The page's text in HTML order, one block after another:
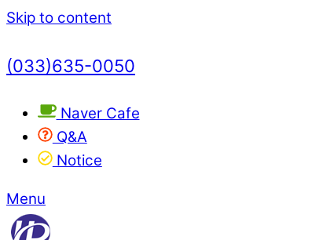
Skip to content
(033)635-0050
Naver Cafe
Q&A
Notice
Menu